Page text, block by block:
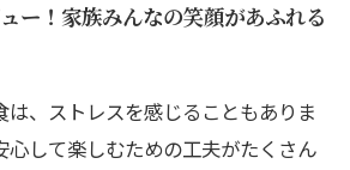
居酒屋特集：子連れで安心の素
家族の絆—食文化を通じての交
ー！家族みんなの笑顔があふれる
は、ストレスを感じることもありま
心して楽しむための工夫がたくさん